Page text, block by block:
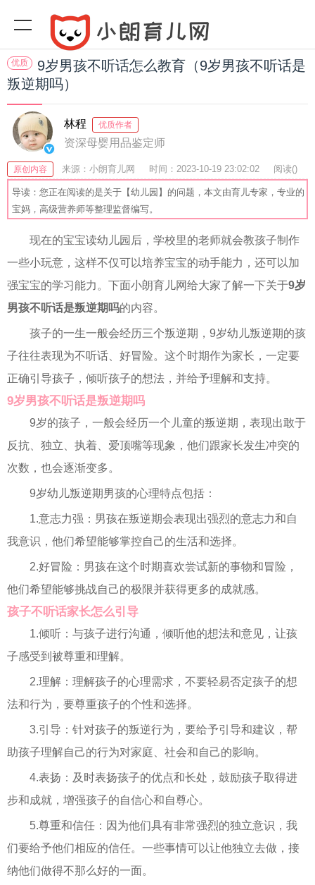
优质
9岁男孩不听话怎么教育（9岁男孩不听话是
叛逆期吗）
林程 优质作者
资深母婴用品鉴定师
原创内容 来源：小朗育儿网 时间：2023-10-19 23:02:02 阅读()
收藏：22 分享：71 爆
导读：您正在阅读的是关于【幼儿园】的问题，本文由育儿专家，专业的
宝妈，高级营养师等整理监督编写。
现在的宝宝读幼儿园后，学校里的老师就会教孩子制作
一些小玩意，这样不仅可以培养宝宝的动手能力，还可以加
强宝宝的学习能力。下面小朗育儿网给大家了解一下关于9岁
男孩不听话是叛逆期吗的内容。
孩子的一生一般会经历三个叛逆期，9岁幼儿叛逆期的孩
子往往表现为不听话、好冒险。这个时期作为家长，一定要
正确引导孩子，倾听孩子的想法，并给予理解和支持。
9岁男孩不听话是叛逆期吗
9岁的孩子，一般会经历一个儿童的叛逆期，表现出敢于
反抗、独立、执着、爱顶嘴等现象，他们跟家长发生冲突的
次数，也会逐渐变多。
9岁幼儿叛逆期男孩的心理特点包括：
1.意志力强：男孩在叛逆期会表现出强烈的意志力和自
我意识，他们希望能够掌控自己的生活和选择。
2.好冒险：男孩在这个时期喜欢尝试新的事物和冒险，
他们希望能够挑战自己的极限并获得更多的成就感。
孩子不听话家长怎么引导
1.倾听：与孩子进行沟通，倾听他的想法和意见，让孩
子感受到被尊重和理解。
2.理解：理解孩子的心理需求，不要轻易否定孩子的想
法和行为，要尊重孩子的个性和选择。
3.引导：针对孩子的叛逆行为，要给予引导和建议，帮
助孩子理解自己的行为对家庭、社会和自己的影响。
4.表扬：及时表扬孩子的优点和长处，鼓励孩子取得进
步和成就，增强孩子的自信心和自尊心。
5.尊重和信任：因为他们具有非常强烈的独立意识，我
们要给予他们相应的信任。一些事情可以让他独立去做，接
纳他们做得不那么好的一面。